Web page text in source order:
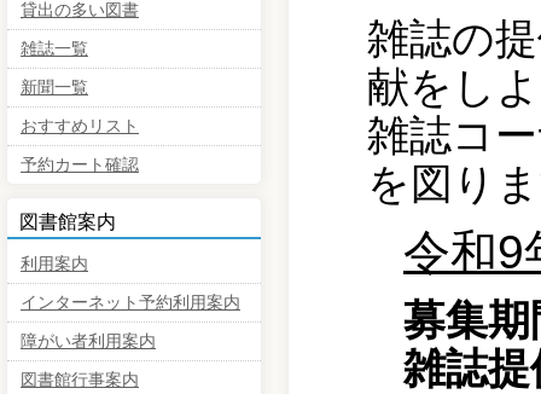
雑誌の
献をし
雑誌コ
を図り
令和9
募集
雑誌
貸出の多い図書
雑誌一覧
新聞一覧
おすすめリスト
予約カート確認
図書館案内
利用案内
インターネット予約利用案内
障がい者利用案内
図書館行事案内